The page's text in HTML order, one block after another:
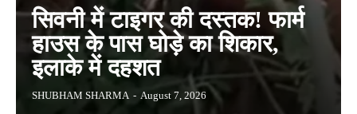
सिवनी में टाइगर की दस्तक! फार्म
हाउस के पास घोड़े का शिकार,
इलाके में दहशत
SHUBHAM SHARMA - August 7, 2026